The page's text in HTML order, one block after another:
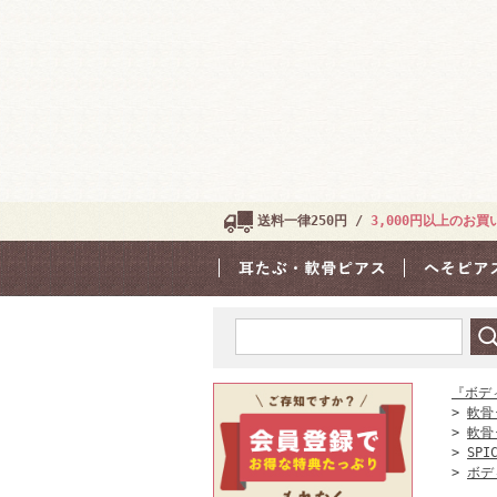
送料一律250円 / 3,000円以上のお買
『ボ
> 軟骨
> 軟骨
>
> ボデ